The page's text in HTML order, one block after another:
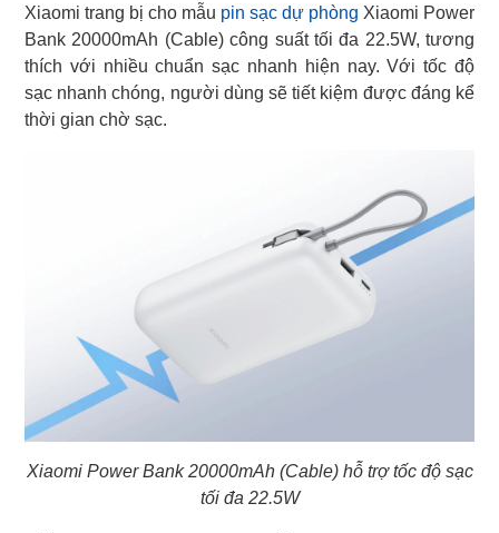
Xiaomi trang bị cho mẫu pin sạc dự phòng Xiaomi Power
Bank 20000mAh (Cable) công suất tối đa 22.5W, tương
thích với nhiều chuẩn sạc nhanh hiện nay. Với tốc độ
sạc nhanh chóng, người dùng sẽ tiết kiệm được đáng kể
thời gian chờ sạc.
Xiaomi Power Bank 20000mAh (Cable) hỗ trợ tốc độ sạc
tối đa 22.5W